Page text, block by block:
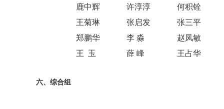
鹿中辉
许淳淳
何积铨
王菊琳
张启发
张三平
郑鹏华
李 淼
赵凤敏
王 玉
薛 峰 王占华
六、综合组